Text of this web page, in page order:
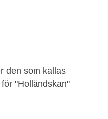
den som kallas
"Holländskan"